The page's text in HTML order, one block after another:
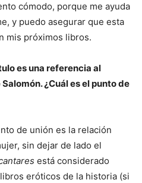
cómodo, porque me ayuda
y puedo asegurar que esta
mis próximos libros.
es una referencia al
Salomón. ¿Cuál es el punto de
de unión es la relación
sin dejar de lado el
está considerado
eróticos de la historia (si